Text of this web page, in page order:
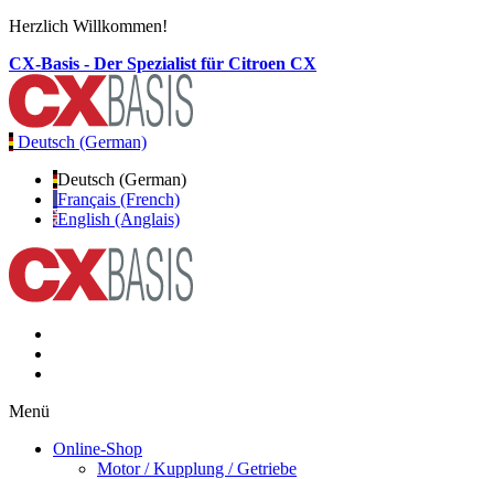
Herzlich Willkommen!
CX-Basis - Der Spezialist für Citroen CX
Deutsch (German)
Deutsch (German)
Français (French)
English (Anglais)
Menü
Online-Shop
Motor / Kupplung / Getriebe